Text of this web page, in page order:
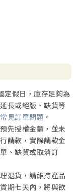
定假日，庫存足夠為
長或絕版、缺貨等
常見訂單問題 。
先授權金額，並未
請款，實際請款金
、缺貨或取消訂
退貨，請維持產品
期七天內，將與欲